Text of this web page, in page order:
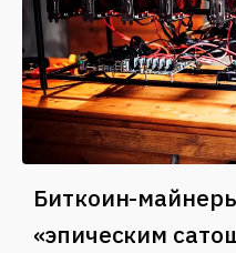
Биткоин-
«эпическим